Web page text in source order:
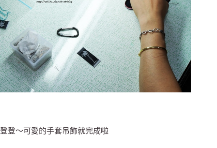
登登～可愛的手套吊飾就完成啦